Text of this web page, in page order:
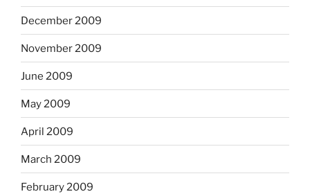
December 2009
November 2009
June 2009
May 2009
April 2009
March 2009
February 2009